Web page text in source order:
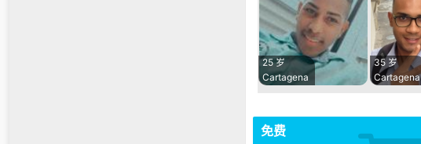
25 岁
Cartagena
35 岁
Cartagena
免费